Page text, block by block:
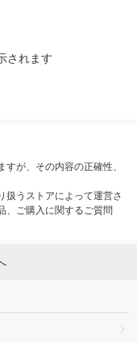
されます
が、その内容の正確性、
扱うストアによって運営さ
、ご購入に関するご質問